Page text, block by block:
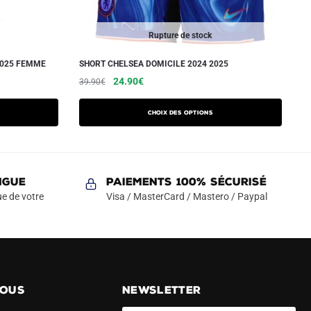
FEMME
Rupture de stock
SHORT CHELSEA DOMICILE 2024 2025
39.90€
Le
était :
24.90€Le
actuel
est :
Choix des options
Ce
produit
a
options
peuvent
choisies
page
du
de votre
Paiements 100% Sécurisé
Visa / MasterCard / Mastero / Paypal
NEWSLETTER